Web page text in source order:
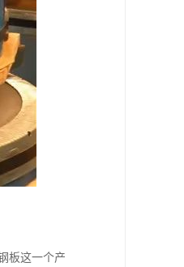
板这一个产